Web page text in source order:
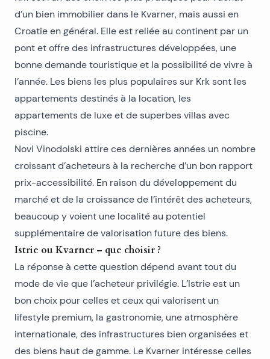
d’un bien immobilier dans le Kvarner, mais aussi en
Croatie en général. Elle est reliée au continent par un
pont et offre des infrastructures développées, une
bonne demande touristique et la possibilité de vivre à
l’année. Les biens les plus populaires sur Krk sont les
appartements destinés à la location, les
appartements de luxe et de superbes villas avec
piscine.
Novi Vinodolski attire ces dernières années un nombre
croissant d’acheteurs à la recherche d’un bon rapport
prix-accessibilité. En raison du développement du
marché et de la croissance de l’intérêt des acheteurs,
beaucoup y voient une localité au potentiel
supplémentaire de valorisation future des biens.
Istrie ou Kvarner – que choisir ?
La réponse à cette question dépend avant tout du
mode de vie que l’acheteur privilégie. L’Istrie est un
bon choix pour celles et ceux qui valorisent un
lifestyle premium, la gastronomie, une atmosphère
internationale, des infrastructures bien organisées et
des biens haut de gamme. Le Kvarner intéresse celles